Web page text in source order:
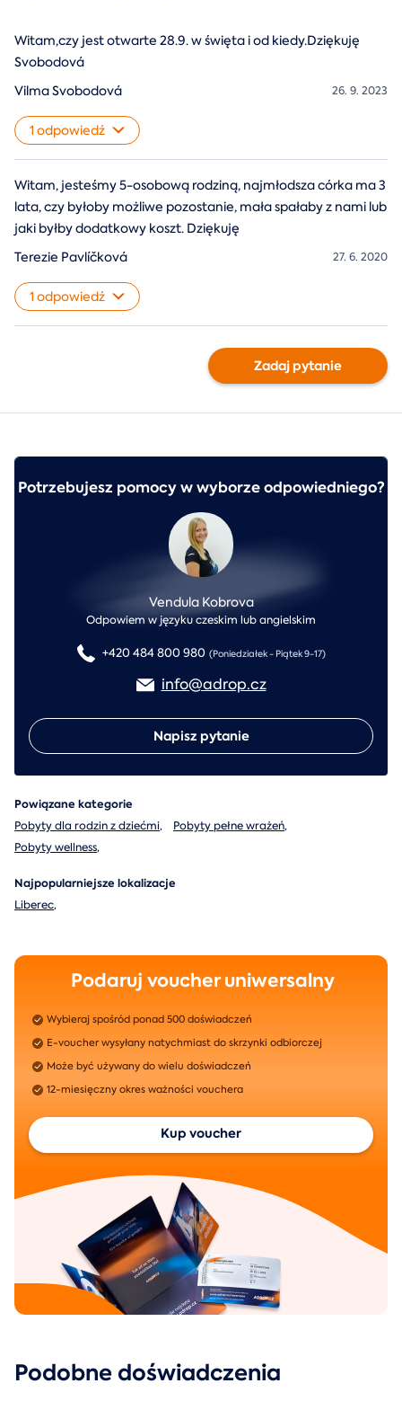
Witam,czy jest otwarte 28.9. w święta i od kiedy.Dziękuję
Svobodová
26. 9. 2023
Vilma Svobodová
1 odpowiedź
Witam, jesteśmy 5-osobową rodziną, najmłodsza córka ma 3
lata, czy byłoby możliwe pozostanie, mała spałaby z nami lub
jaki byłby dodatkowy koszt. Dziękuję
27. 6. 2020
Terezie Pavlíčková
1 odpowiedź
Zadaj pytanie
Potrzebujesz pomocy w wyborze odpowiedniego?
Vendula Kobrova
Odpowiem w języku czeskim lub angielskim
+420 484 800 980 (Poniedziałek - Piątek 9-17)
info@adrop.cz
Napisz pytanie
Powiązane kategorie
Pobyty dla rodzin z dziećmi, Pobyty pełne wrażeń,
Pobyty wellness,
Najpopularniejsze lokalizacje
Liberec,
Podaruj voucher uniwersalny
Wybieraj spośród ponad 500 doświadczeń
E-voucher wysyłany natychmiast do skrzynki odbiorczej
Może być używany do wielu doświadczeń
12-miesięczny okres ważności vouchera
Kup voucher
Podobne doświadczenia